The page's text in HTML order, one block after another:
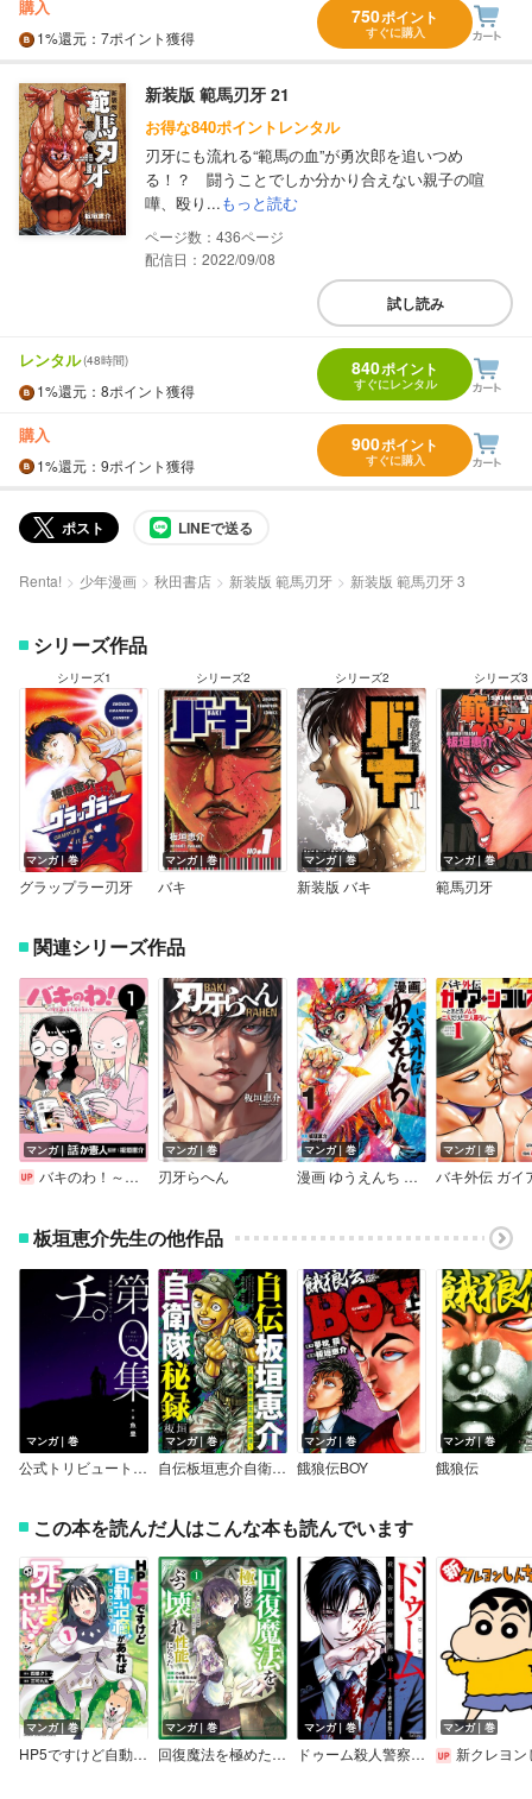
購入
1%還元 ：7ポイント獲得
750ポイント
すぐに購入
新装版 範馬刃牙 21
お得な840ポイントレンタル
刃牙にも流れる“範馬の血”が勇次郎を追いつめ
る！？ 闘うことでしか分かり合えない親子の喧
嘩、殴り...もっと読む
436
配信日：2022/09/08
試し読み
レンタル(48時間)
1%還元 ：8ポイント獲得
840ポイント
すぐにレンタル
購入
1%還元 ：9ポイント獲得
900ポイント
すぐに購入
ポスト LINEで送る
Renta! 少年漫画 秋田書店 新装版 範馬刃牙 新装版 範馬刃牙 3
シリーズ作品
シリーズ1
マンガ｜巻
グラップラー刃牙
シリーズ2
マンガ｜巻
バキ
シリーズ2
マンガ｜巻
新装版 バキ
シリーズ3
マンガ｜巻
範馬刃牙
関連シリーズ作品
マンガ｜話
バキのわ！～バキを語る女子高校生たち～（話売り）
マンガ｜巻
刃牙らへん
マンガ｜巻
漫画 ゆうえんち －バキ外伝－
マンガ｜巻
板垣恵介先生の他作品
マンガ｜巻
公式トリビュートブック 『チ。 ‐地球の運動について‐』 第Q集
マンガ｜巻
自伝板垣恵介自衛隊秘録～我が青春の習志野第一空挺団～
マンガ｜巻
餓狼伝BOY
マンガ｜巻
餓狼伝
この本を読んだ人はこんな本も読んでいます
マンガ｜巻
HP5ですけど自動治癒（オートヒール）があれば死にません！
マンガ｜巻
回復魔法を極めたらぶっ壊れ性能になった。妾の子と迫害されるので実家に頼らず生きていく！（コミック）
マンガ｜巻
ドゥーム殺人警察官の断罪録【特典イラスト付き】
マンガ｜巻
新クレヨンしんち